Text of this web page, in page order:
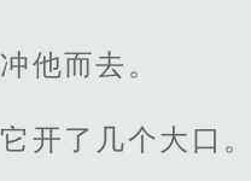
他而去。
开了几个大口。